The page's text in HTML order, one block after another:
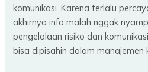
komunikasi. Karena terlalu
akhirnya info malah nggak
pengelolaan risiko dan
bisa dipisahin dalam manajemen